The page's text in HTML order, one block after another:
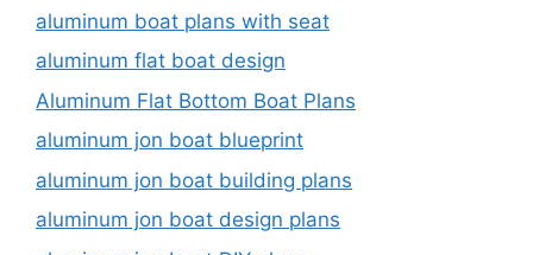
aluminum boat plans with seat
aluminum flat boat design
Aluminum Flat Bottom Boat Plans
aluminum jon boat blueprint
aluminum jon boat building plans
aluminum jon boat design plans